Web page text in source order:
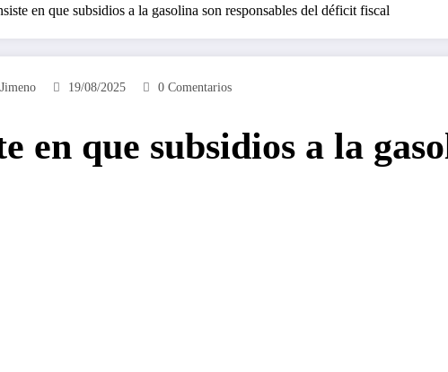
en que subsidios a la gasolina son responsables del déficit fiscal
19/08/2025 0 Comentarios
en que subsidios a la